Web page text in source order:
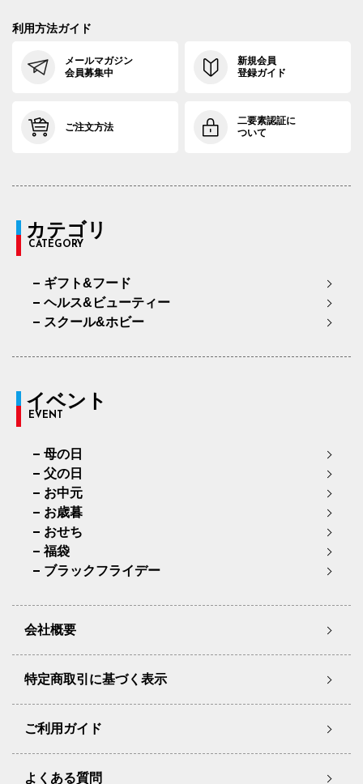
利用方法ガイド
メールマガジン
会員募集中
新規会員
登録ガイド
ご注文方法
二要素認証に
ついて
カテゴリ
CATEGORY
ギフト&フード
ヘルス&ビューティー
スクール&ホビー
イベント
EVENT
母の日
父の日
お中元
お歳暮
おせち
福袋
ブラックフライデー
会社概要
特定商取引に基づく表示
ご利用ガイド
よくある質問